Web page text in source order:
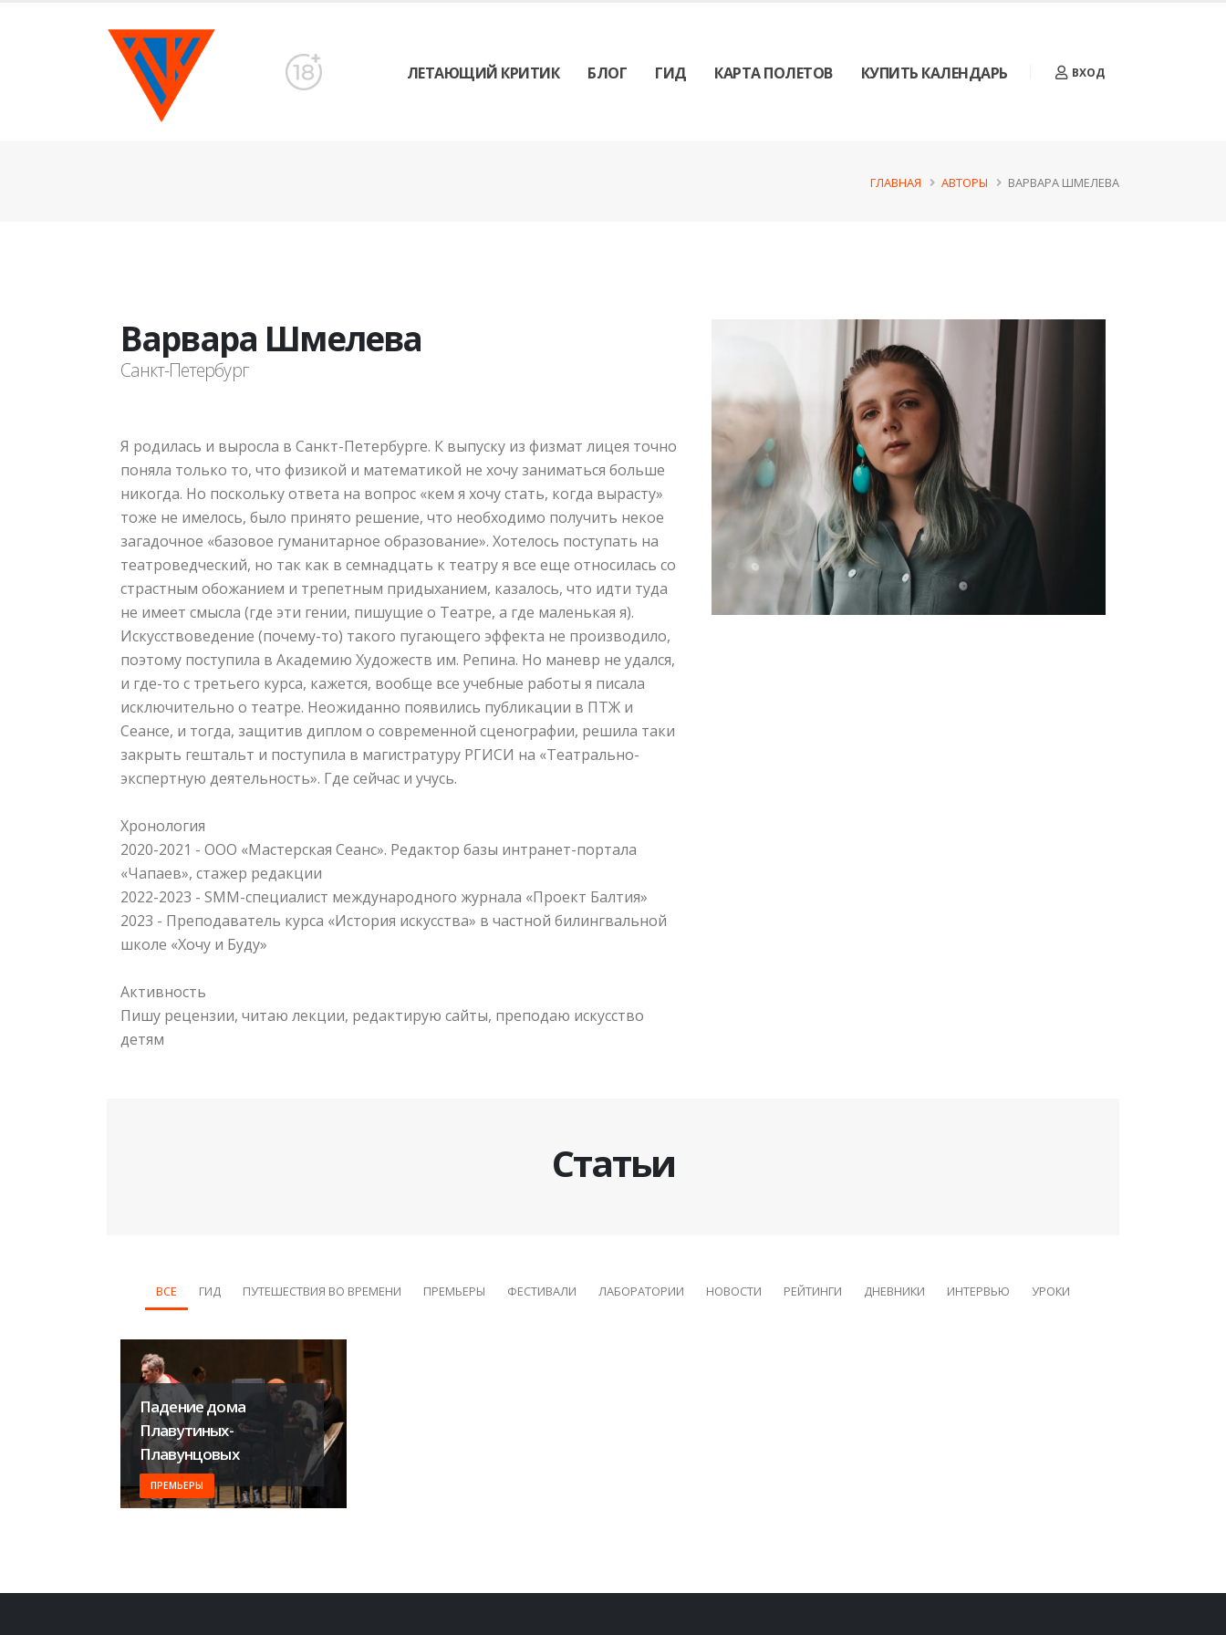
ЛЕТАЮЩИЙ КРИТИК БЛОГ ГИД КАРТА ПОЛЕТОВ КУПИТЬ КАЛЕНДАРЬ ВХОД
ГЛАВНАЯ АВТОРЫ ВАРВАРА ШМЕЛЕВА
Варвара Шмелева
Санкт-Петербург
Я родилась и выросла в Санкт-Петербурге. К выпуску из физмат лицея точно
поняла только то, что физикой и математикой не хочу заниматься больше
никогда. Но поскольку ответа на вопрос «кем я хочу стать, когда вырасту»
тоже не имелось, было принято решение, что необходимо получить некое
загадочное «базовое гуманитарное образование». Хотелось поступать на
театроведческий, но так как в семнадцать к театру я все еще относилась со
страстным обожанием и трепетным придыханием, казалось, что идти туда
не имеет смысла (где эти гении, пишущие о Театре, а где маленькая я).
Искусствоведение (почему-то) такого пугающего эффекта не производило,
поэтому поступила в Академию Художеств им. Репина. Но маневр не удался,
и где-то с третьего курса, кажется, вообще все учебные работы я писала
исключительно о театре. Неожиданно появились публикации в ПТЖ и
Сеансе, и тогда, защитив диплом о современной сценографии, решила таки
закрыть гештальт и поступила в магистратуру РГИСИ на «Театрально-
экспертную деятельность». Где сейчас и учусь.
Хронология
2020-2021 - ООО «Мастерская Сеанс». Редактор базы интранет-портала
«Чапаев», стажер редакции
2022-2023 - SMM-специалист международного журнала «Проект Балтия»
2023 - Преподаватель курса «История искусства» в частной билингвальной
школе «Хочу и Буду»
Активность
Пишу рецензии, читаю лекции, редактирую сайты, преподаю искусство
детям
Статьи
ВСЕ ГИД ПУТЕШЕСТВИЯ ВО ВРЕМЕНИ ПРЕМЬЕРЫ ФЕСТИВАЛИ ЛАБОРАТОРИИ НОВОСТИ РЕЙТИНГИ ДНЕВНИКИ ИНТЕРВЬЮ УРОКИ
Падение дома
Плавутиных-
Плавунцовых
ПРЕМЬЕРЫ